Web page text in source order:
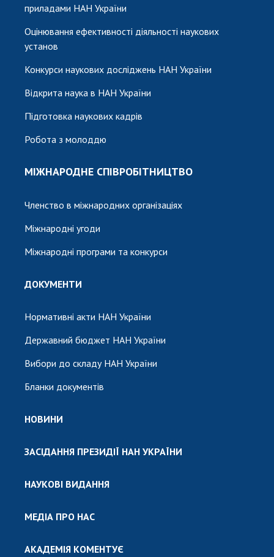
приладами НАН України
Оцінювання ефективності діяльності наукових
установ
Конкурси наукових досліджень НАН України
Відкрита наука в НАН України
Підготовка наукових кадрів
Робота з молоддю
МІЖНАРОДНЕ СПІВРОБІТНИЦТВО
Членство в міжнародних організаціях
Міжнародні угоди
Міжнародні програми та конкурси
ДОКУМЕНТИ
Нормативні акти НАН України
Державний бюджет НАН України
Вибори до складу НАН України
Бланки документів
НОВИНИ
ЗАСІДАННЯ ПРЕЗИДІЇ НАН УКРАЇНИ
НАУКОВІ ВИДАННЯ
МЕДІА ПРО НАС
АКАДЕМІЯ КОМЕНТУЄ